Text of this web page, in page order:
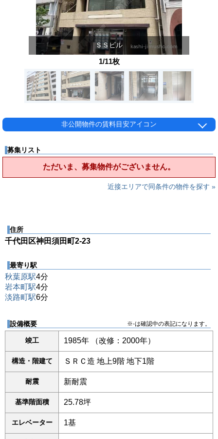
ＳＳビル
1/11枚
非公開物件の賃料目安アイコン
募集リスト
ただいま、募集物件がございません。
近接エリアで同条件の物件を探す »
住所
千代田区神田須田町2-23
最寄り駅
秋葉原駅4分
岩本町駅4分
淡路町駅6分
設備概要 ※-は確認中の表記になります。
竣工 1985年 （改修：2000年）
構造・階建て ＳＲＣ造 地上9階 地下1階
耐震 新耐震
基準階面積 25.78坪
エレベーター 1基